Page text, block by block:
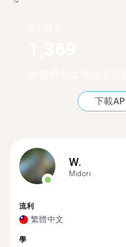
下載
W.
Midori
流利
繁體中文
學